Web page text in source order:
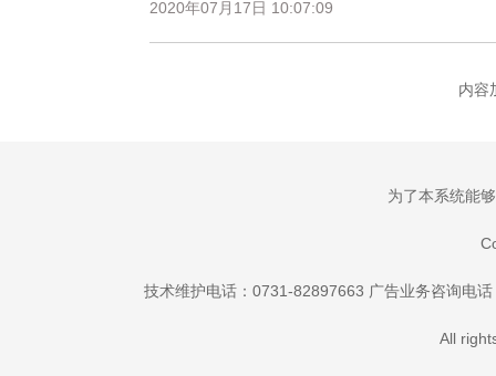
勤诚达境界城、大汉月亮河畔，雨花区的阳光城
2020年07月17日 10:07:09
内容
为了本系统能
技术维护电话：0731-82897663 广告业务咨询电
All